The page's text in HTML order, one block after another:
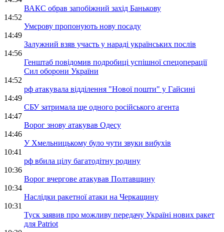
ВАКС обрав запобіжний захід Банькову
14:52
Умєрову пропонують нову посаду
14:49
Залужний взяв участь у нараді українських послів
14:56
Генштаб повідомив подробиці успішної спецоперації
Сил оборони України
14:52
рф атакувала відділення "Нової пошти" у Гайсині
14:49
СБУ затримала ще одного російського агента
14:47
Ворог знову атакував Одесу
14:46
У Хмельницькому було чути звуки вибухів
10:41
рф вбила цілу багатодітну родину
10:36
Ворог вчергове атакував Полтавщину
10:34
Наслідки ракетної атаки на Черкащину
10:31
Туск заявив про можливу передачу Україні нових ракет
для Patriot